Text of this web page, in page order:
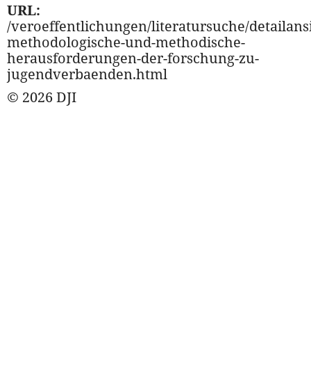
URL:
/veroeffentlichungen/literatursuche/
methodologische-und-methodische-
herausforderungen-der-forschung-zu-
jugendverbaenden.html
© 2026 DJI